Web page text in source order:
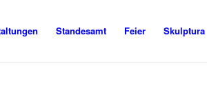
Standesamt Feier Skulptura